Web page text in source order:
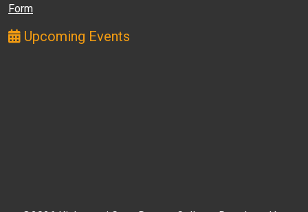
Form
Upcoming Events